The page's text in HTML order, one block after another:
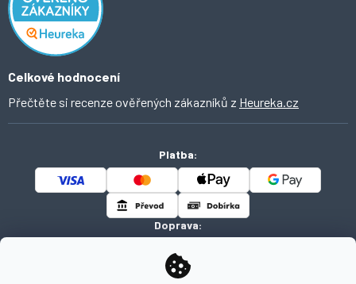
O Ahomi
Ochrana osobních údajů
Celkové hodnocení
Přečtěte si recenze ověřených zákazníků z Heureka.cz
Platba:
Doprava: